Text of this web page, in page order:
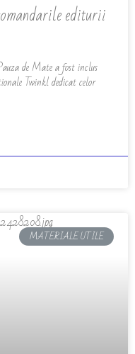
editurii
de Mate a fost inclus
Twinkl dedicat celor
MATERIALE UTILE